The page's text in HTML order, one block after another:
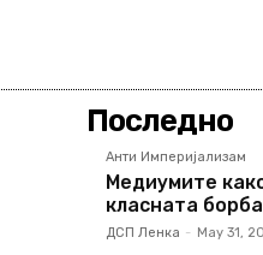
Последно
Анти Империјализам
Медиумите
класната борба
ДСП Ленка - May 31,